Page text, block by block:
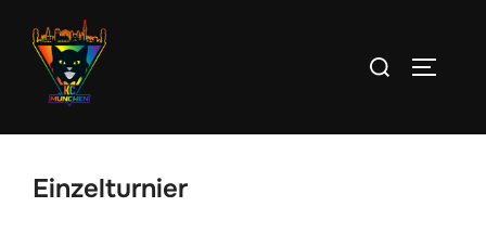
Inhalt
springen
Suchen
Einzelturnier